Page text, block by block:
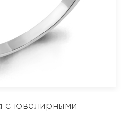
с ювелирными